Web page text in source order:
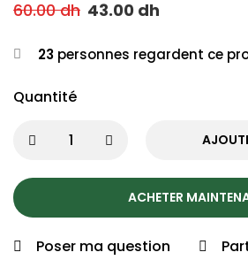
60.00dh 43.00 dh
23 personnes regardent ce
Quantité
ACHETER
Poser ma question